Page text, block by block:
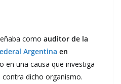
como auditor de la
Argentina en
en una causa que investiga
dicho organismo.